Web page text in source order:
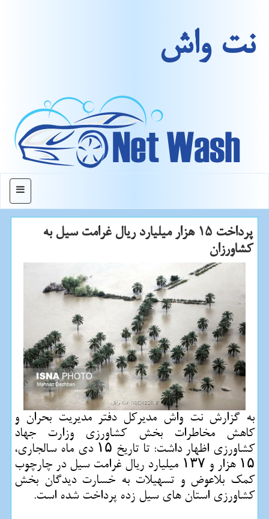
نت واش
منو
پرداخت 15 هزار میلیارد ریال غرامت سیل به
كشاورزان
به گزارش نت واش مدیركل دفتر مدیریت بحران و
كاهش مخاطرات بخش كشاورزی وزارت جهاد
كشاورزی اظهار داشت: تا تاریخ ۱۵ دی ماه سالجاری،
۱۵ هزار و ۱۳۷ میلیارد ریال غرامت سیل در چارچوب
كمك بلاعوض و تسهیلات به خسارت دیدگان بخش
كشاورزی استان های سیل زده پرداخت شده است.